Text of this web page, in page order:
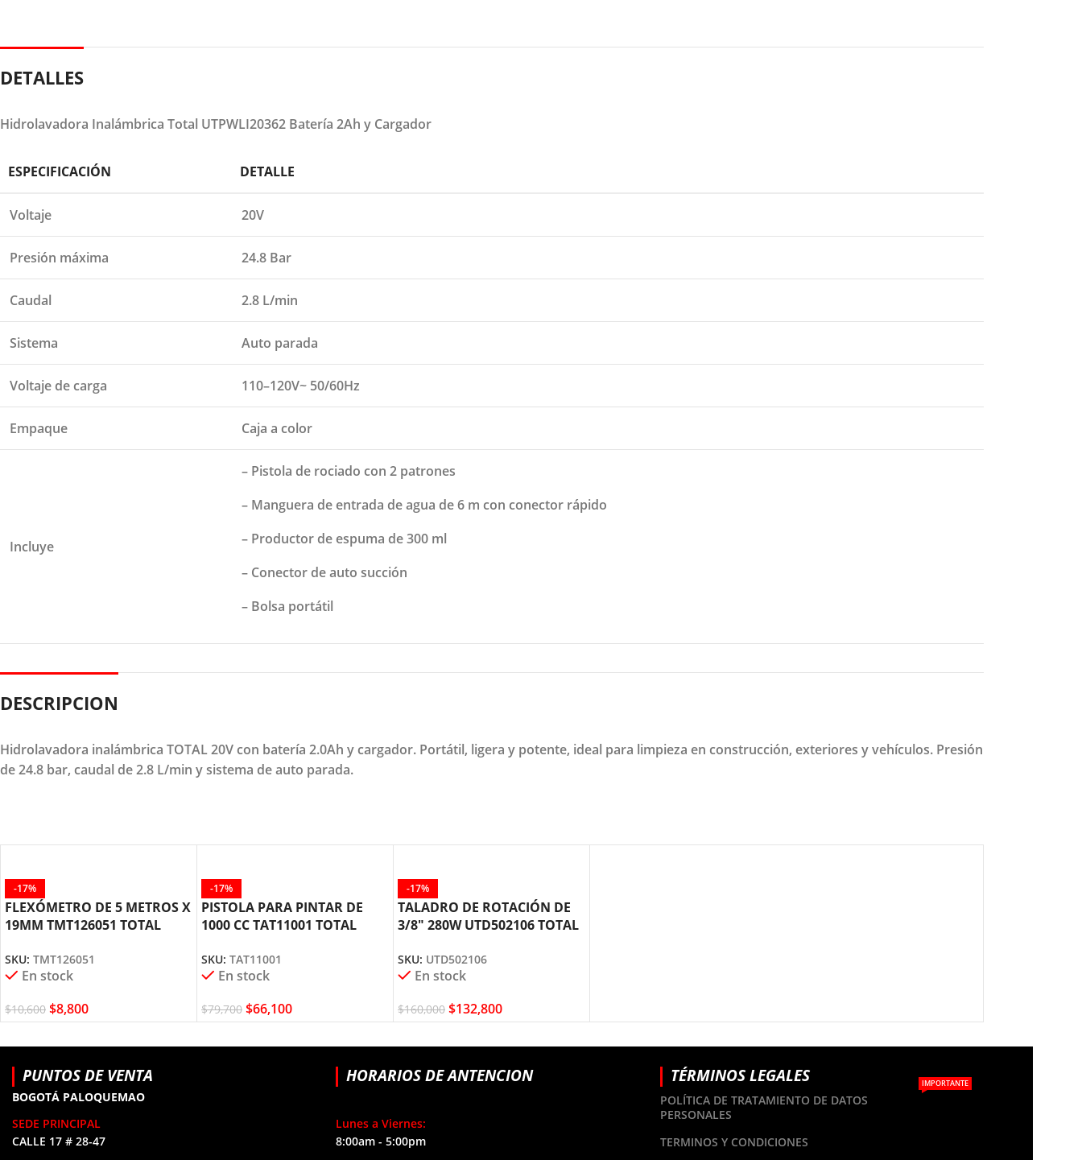
DETALLES
Hidrolavadora Inalámbrica Total UTPWLI20362 Batería 2Ah y Cargador
ESPECIFICACIÓN DETALLE
Voltaje 20V
Presión máxima 24.8 Bar
Caudal 2.8 L/min
Sistema Auto parada
Voltaje de carga 110–120V~ 50/60Hz
Empaque Caja a color
Incluye
– Pistola de rociado con 2 patrones
– Manguera de entrada de agua de 6 m con conector rápido
– Productor de espuma de 300 ml
– Conector de auto succión
– Bolsa portátil
DESCRIPCION
Hidrolavadora inalámbrica TOTAL 20V con batería 2.0Ah y cargador. Portátil, ligera y potente, ideal para limpieza en construcción, exteriores y vehículos. Presión
de 24.8 bar, caudal de 2.8 L/min y sistema de auto parada.
-17%
FLEXÓMETRO DE 5 METROS X
19MM TMT126051 TOTAL
SKU: TMT126051
En stock
$10,600 $8,800
-17%
PISTOLA PARA PINTAR DE
1000 CC TAT11001 TOTAL
SKU: TAT11001
En stock
$79,700 $66,100
-17%
TALADRO DE ROTACIÓN DE
3/8″ 280W UTD502106 TOTAL
SKU: UTD502106
En stock
$160,000 $132,800
PUNTOS DE VENTA
BOGOTÁ PALOQUEMAO
SEDE PRINCIPAL
CALLE 17 # 28-47
HORARIOS DE ANTENCION
Lunes a Viernes:
8:00am - 5:00pm
TÉRMINOS LEGALES
POLÍTICA DE TRATAMIENTO DE DATOS
PERSONALES
IMPORTANTE
TERMINOS Y CONDICIONES